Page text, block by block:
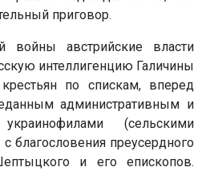
приговор.
войны австрийские власти
интеллигенцию Галичины
по спискам, вперед
административным и
(сельскими
благословения преусердного
и его епископов.